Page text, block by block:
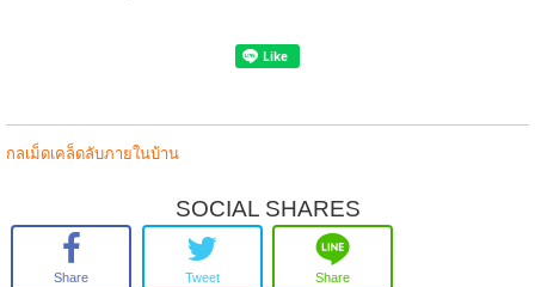
กลเม็ดเคล็ดลับภายในบ้าน
SOCIAL SHARES
Share Tweet Share